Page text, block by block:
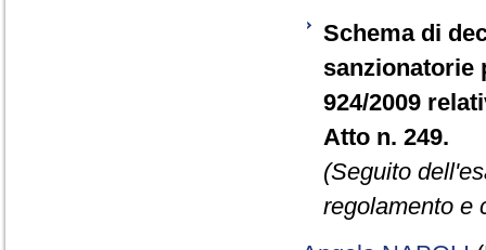
Schema di
sanzionatorie
924/2009
Atto n. 249.
(Seguito
regolamento e